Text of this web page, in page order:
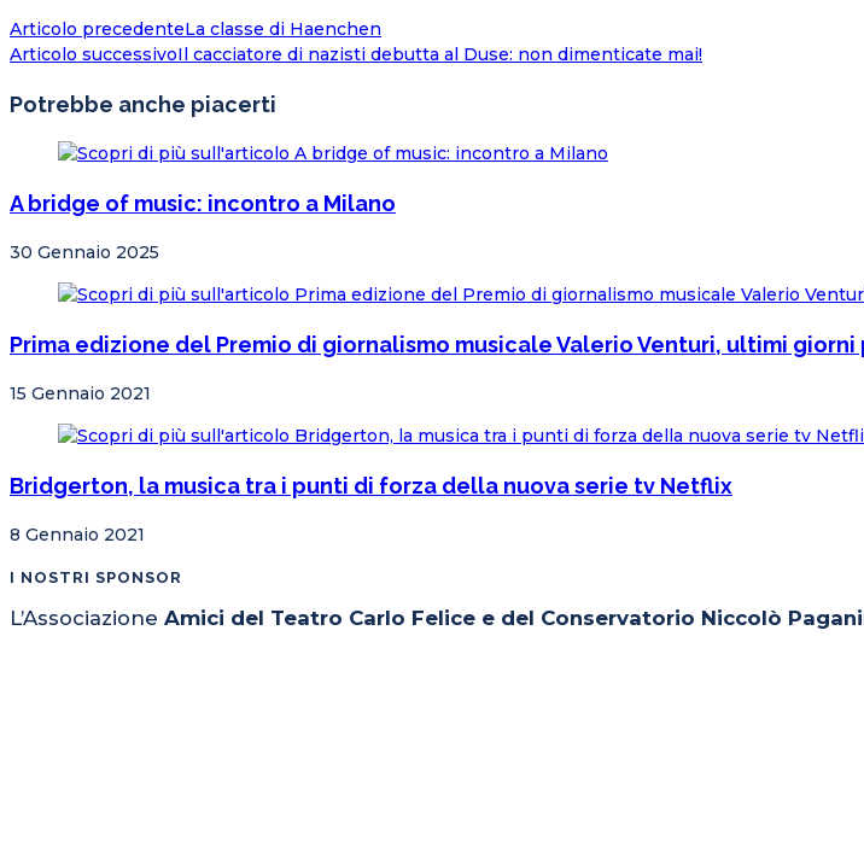
Articolo precedenteLa classe di Haenchen
Articolo successivoIl cacciatore di nazisti debutta al Duse: non dimenticate mai!
Potrebbe anche piacerti
A bridge of music: incontro a Milano
30 Gennaio 2025
Prima edizione del Premio di giornalismo musicale Valerio Venturi, ultimi
15 Gennaio 2021
Bridgerton, la musica tra i punti di forza della nuova serie tv Netflix
8 Gennaio 2021
I NOSTRI SPONSOR
L’Associazione Amici del Teatro Carlo Felice e del Conservatorio Niccolò